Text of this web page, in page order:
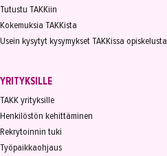
Tutustu TAKKiin
Kokemuksia TAKKista
Usein kysytyt kysymykset TAKKissa opiskelusta
YRITYKSILLE
TAKK yrityksille
Henkilöstön kehittäminen
Rekrytoinnin tuki
Työpaikkaohjaus